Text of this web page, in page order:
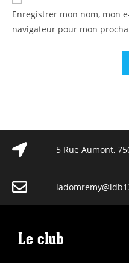
Enregistrer mon nom, mon
navigateur pour mon
5 Rue Aumont,
Le club